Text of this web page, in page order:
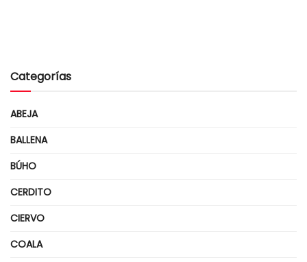
Categorías
ABEJA
BALLENA
BÚHO
CERDITO
CIERVO
COALA